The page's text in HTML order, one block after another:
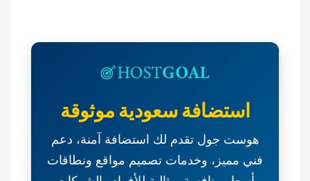
استضافة سعودية موثوقة
هوست جول تقدم لك استضافة آمنة، دعم
فني مميز، وخدمات تصميم مواقع ونطاقات